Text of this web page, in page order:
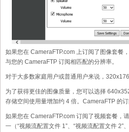
如果您在 CameraFTP.com 上订阅了图像套餐
与您的 CameraFTP 订阅相匹配的分辨率。
对于大多数家庭用户或普通用户来说，320x176
为了获得更佳的图像质量，您可以选择
存储空间使用量增加约 4 倍。CameraFTP 的订
如果您在 CameraFTP.com 订阅了视频套餐，
一（“视频流配置文件 1”、“视频流配置文件 2”